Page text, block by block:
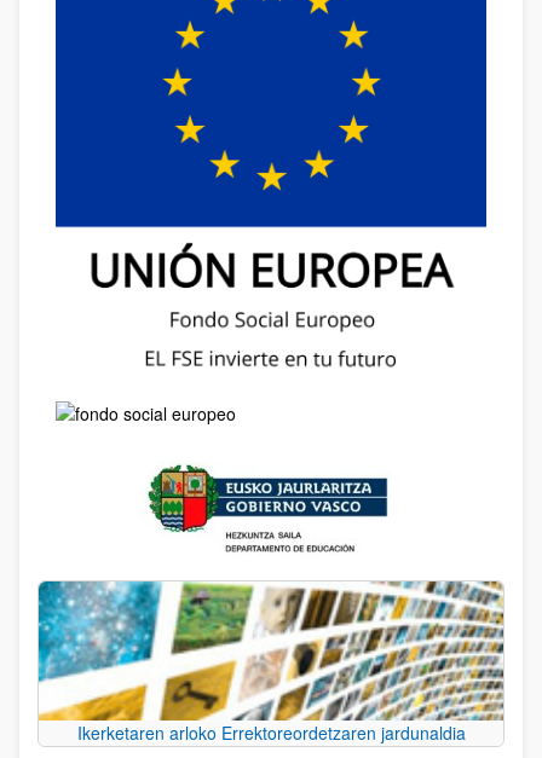
Ikerketaren arloko Errektoreordetzaren jardunaldia